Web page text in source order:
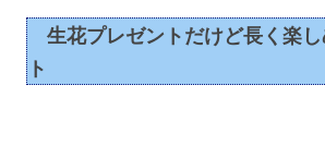
生花プレゼントだけど長く楽
ト